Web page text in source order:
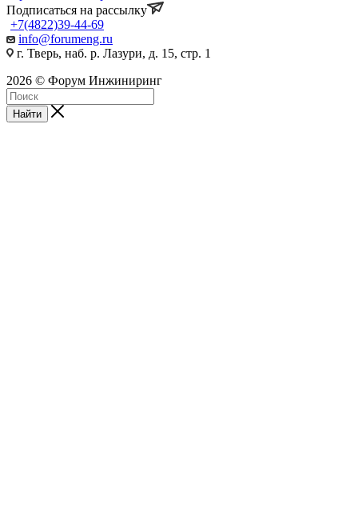
Подписаться на рассылку
+7(4822)39-44-69
info@forumeng.ru
г. Тверь, наб. р. Лазури, д. 15, стр. 1
2026 © Форум Инжиниринг
Найти